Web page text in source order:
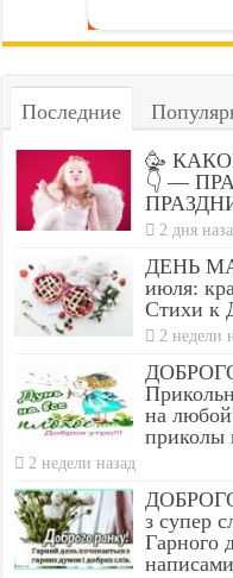
Последние
🥳
👇 —
2 дня
ДЕНЬ
июля:
Стихи к
2 недели
на
2 недели назад
з супер
Гарного